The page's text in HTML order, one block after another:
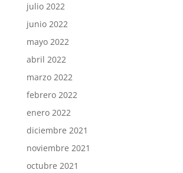
julio 2022
junio 2022
mayo 2022
abril 2022
marzo 2022
febrero 2022
enero 2022
diciembre 2021
noviembre 2021
octubre 2021